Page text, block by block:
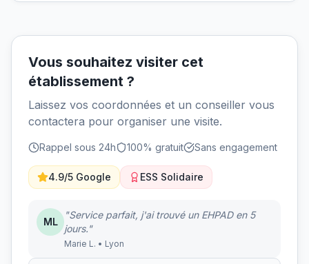
Vous souhaitez visiter cet
établissement ?
Laissez vos coordonnées et un conseiller vous
contactera pour organiser une visite.
Rappel sous 24h 100% gratuit Sans engagement
4.9/5 Google ESS Solidaire
ML
"Service parfait, j'ai trouvé un EHPAD en 5
jours."
Marie L. • Lyon